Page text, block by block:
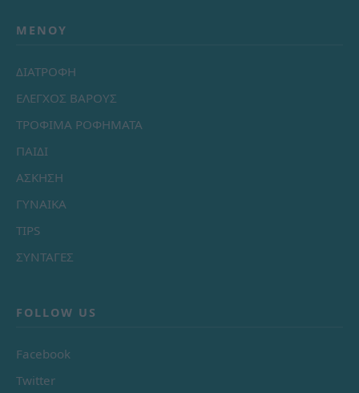
ΜΕΝΟΎ
ΔΙΑΤΡΟΦΗ
ΕΛΕΓΧΟΣ ΒΑΡΟΥΣ
ΤΡΟΦΙΜΑ ΡΟΦΗΜΑΤΑ
ΠΑΙΔΙ
ΑΣΚΗΣΗ
ΓΥΝΑΙΚΑ
TIPS
ΣΥΝΤΑΓΕΣ
FOLLOW US
Facebook
Twitter